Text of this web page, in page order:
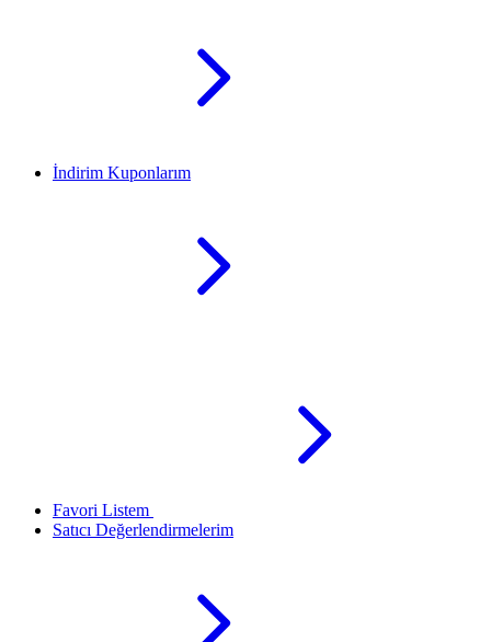
İndirim Kuponlarım
Favori Listem
Satıcı Değerlendirmelerim